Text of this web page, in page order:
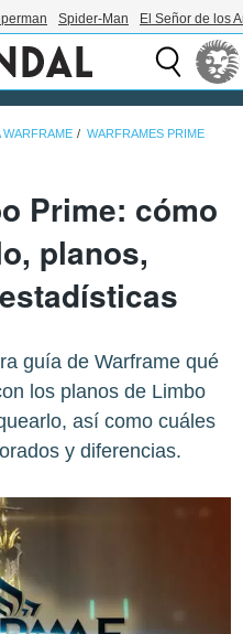
Spider-Man El Señor de los
WARFRAME WARFRAMES PRIME
Prime: cómo
planos,
guía de Warframe qué
los planos de Limbo
así como cuáles
y diferencias.